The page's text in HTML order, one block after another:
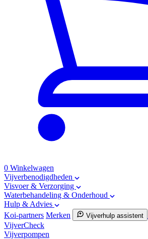
0 Winkelwagen
Vijverbenodigdheden
Visvoer & Verzorging
Waterbehandeling & Onderhoud
Hulp & Advies
Koi-partners Merken Vijverhulp assistent
VijverCheck
Vijverpompen